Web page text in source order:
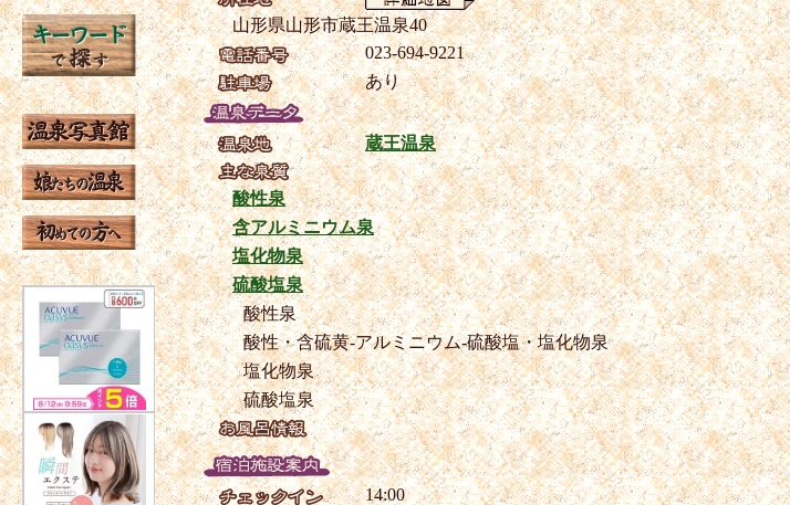
山形県山形市蔵王温泉40
023-694-9221
あり
蔵王温泉
酸性泉
含アルミニウム泉
塩化物泉
硫酸塩泉
酸性泉
酸性・含硫黄-アルミニウム-硫酸塩・塩化物泉
塩化物泉
硫酸塩泉
14:00